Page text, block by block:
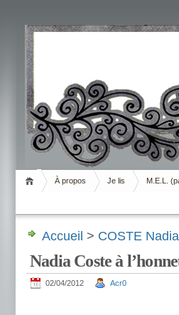
Livrement
À propos Je lis M.E.L.
Accueil > COSTE Nadia
Nadia Coste à
02/04/2012 Acr0